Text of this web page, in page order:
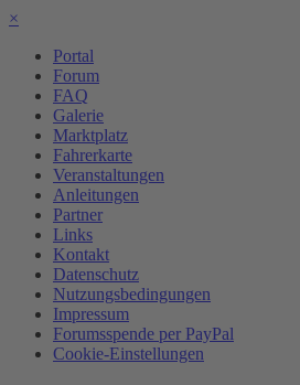
×
Portal
Forum
FAQ
Galerie
Marktplatz
Fahrerkarte
Veranstaltungen
Anleitungen
Partner
Links
Kontakt
Datenschutz
Nutzungsbedingungen
Impressum
Forumsspende per PayPal
Cookie-Einstellungen